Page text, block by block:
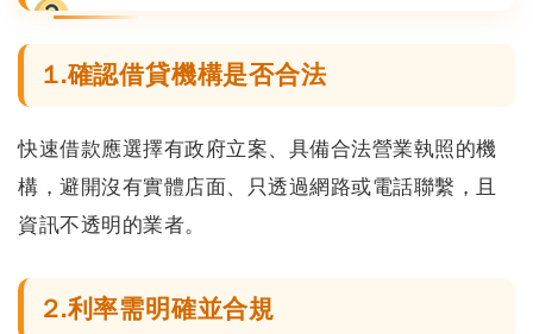
1.確認借貸機構是否合法
快速借款應選擇有政府立案、具備合法營業執照的機
構 ，避開沒有實體店面、只透過網路或電話聯繫，且
資訊不透明的業者。
2.利率需明確並合規